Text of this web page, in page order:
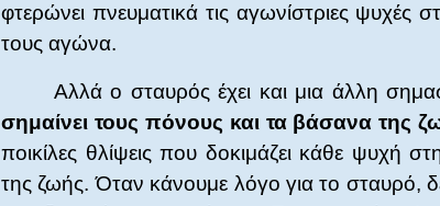
φτερώνει πνευματικά τις αγωνίστριες ψυχές
τους αγώνα.
Αλλά ο σταυρός έχει και μια άλλη
σημαίνει τους πόνους και τα βάσανα της
ποικίλες θλίψεις που δοκιμάζει κάθε ψυχή
της ζωής. Όταν κάνουμε λόγο για το σταυρό,